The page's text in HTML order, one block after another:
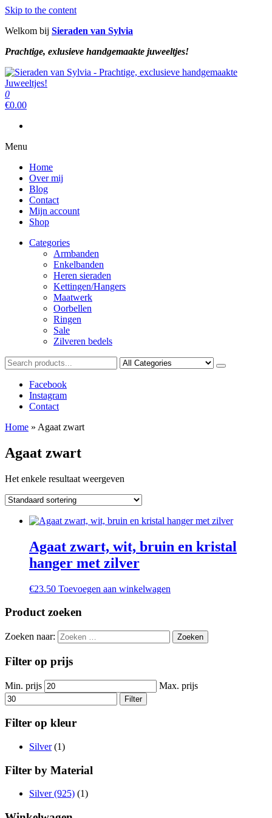
Skip to the content
Welkom bij Sieraden van Sylvia
Prachtige, exlusieve handgemaakte juweeltjes!
Sieraden van Sylvia
Prachtige, exclusieve handgemaakte juweeltjes!
Sieraden van Sylvia
Prachtige, exclusieve handgemaakte juweeltjes!
0
€0.00
Menu
Home
Over mij
Blog
Contact
Mijn account
Shop
Categories
Armbanden
Enkelbanden
Heren sieraden
Kettingen/Hangers
Maatwerk
Oorbellen
Ringen
Sale
Zilveren bedels
Facebook
Instagram
Contact
Home » Agaat zwart
Agaat zwart
Het enkele resultaat weergeven
Agaat zwart, wit, bruin en kristal
hanger met zilver
€23.50 Toevoegen aan winkelwagen
Product zoeken
Zoeken naar:
Filter op prijs
Min. prijs Max. prijs
Filter
Filter op kleur
Silver (1)
Filter by Material
Silver (925) (1)